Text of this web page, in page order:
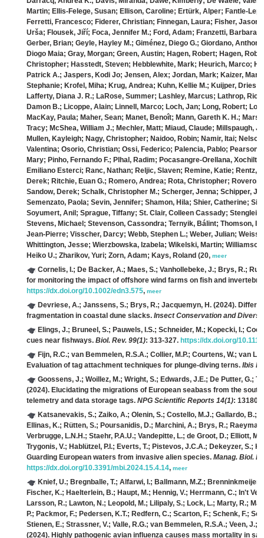
Martin; Ellis-Felege, Susan; Ellison, Caroline; Ertürk, Alper; Fantle-
Ferretti, Francesco; Fiderer, Christian; Finnegan, Laura; Fisher, Jason
Urša; Flousek, Jiří; Foca, Jennifer M.; Ford, Adam; Franzetti,
Gerber, Brian; Geyle, Hayley M.; Giménez, Diego G.; Giordano,
Diogo Maia; Gray, Morgan; Green, Austin; Hagen, Robert; Hagen,
Christopher; Hasstedt, Steven; Hebblewhite, Mark; Heurich, Marco;
Patrick A.; Jaspers, Kodi Jo; Jensen, Alex; Jordan, Mark; Kaizer,
Stephanie; Krofel, Miha; Krug, Andrea; Kuhn, Kellie M.; Kuijper, Dries
Lafferty, Diana J. R.; LaRose, Summer; Lashley, Marcus; Lathrop,
Damon B.; Licoppe, Alain; Linnell, Marco; Loch, Jan; Long, Robert;
MacKay, Paula; Maher, Sean; Manet, Benoît; Mann, Gareth K. H.;
Tracy; McShea, William J.; Mechler, Matt; Miaud, Claude; Millspaugh,
Mullen, Kayleigh; Nagy, Christopher; Naidoo, Robin; Namir, Itai;
Valentina; Osorio, Christian; Ossi, Federico; Palencia, Pablo;
Mary; Pinho, Fernando F.; Plhal, Radim; Pocasangre-Orellana,
Emiliano Esterci; Ranc, Nathan; Reljic, Slaven; Remine, Katie; Rentz,
Derek; Ritchie, Euan G.; Romero, Andrea; Rota, Christopher;
Sandow, Derek; Schalk, Christopher M.; Scherger, Jenna; Schipper,
Semenzato, Paola; Sevin, Jennifer; Shamon, Hila; Shier, Catherine;
Soyumert, Anil; Sprague, Tiffany; St. Clair, Colleen Cassady;
Stevens, Michael; Stevenson, Cassondra; Ternyik, Bálint; Thomson,
Jean-Pierre; Visscher, Darcy; Webb, Stephen L.; Weber, Julian;
Whittington, Jesse; Wierzbowska, Izabela; Wikelski, Martin;
Heiko U.; Zharikov, Yuri; Zorn, Adam; Kays, Roland (20, meer
Cornelis, I.; De Backer, A.; Maes, S.; Vanhollebeke, J.; Brys, R.;
for monitoring the impact of offshore wind farms on fish and
https://dx.doi.org/10.1002/edn3.575, meer
Devriese, A.; Janssens, S.; Brys, R.; Jacquemyn, H. (2024).
fragmentation in coastal dune slacks. Insect Conservation and
Elings, J.; Bruneel, S.; Pauwels, I.S.; Schneider, M.; Kopecki, I.;
cues near fishways. Biol. Rev. 99(1): 313-327. https://dx.doi.org/
Fijn, R.C.; van Bemmelen, R.S.A.; Collier, M.P.; Courtens, W.; van
Evaluation of tag attachment techniques for plunge-diving terns. Ibis
Goossens, J.; Woillez, M.; Wright, S.; Edwards, J.E.; De Putter, G.;
(2024). Elucidating the migrations of European seabass from the
telemetry and data storage tags. NPG Scientific Reports 14(1): 13180.
Katsanevakis, S.; Zaiko, A.; Olenin, S.; Costello, M.J.; Gallardo, B.;
Ellinas, K.; Rütten, S.; Poursanidis, D.; Marchini, A.; Brys, R.;
Verbrugge, L.N.H.; Staehr, P.A.U.; Vandepitte, L.; de Groot, D.; Elliott,
Trygonis, V.; Hablützel, P.I.; Everts, T.; Pistevos, J.C.A.; Dekeyzer, S.;
Guarding European waters from invasive alien species. Manag. Biol.
https://dx.doi.org/10.3391/mbi.2024.15.4.14, meer
Knief, U.; Bregnballe, T.; Alfarwi, I.; Ballmann, M.Z.;
Fischer, K.; Haelterlein, B.; Haupt, M.; Hennig, V.; Herrmann, C.; In't
Larsson, R.; Lawton, N.; Leopold, M.; Lilipaly, S.; Lock, L.; Marty, R.;
P.; Packmor, F.; Pedersen, K.T.; Redfern, C.; Scarton, F.; Schenk, F.;
Stienen, E.; Strassner, V.; Valle, R.G.; van Bemmelen, R.S.A.; Veen, J.;
(2024). Highly pathogenic avian influenza causes mass mortality in